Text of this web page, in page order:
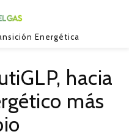
Energética
hacia
más